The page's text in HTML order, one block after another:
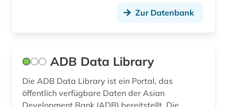
datenmanagement (1)
datensammlung (7)
datenschutz (1)
Zur Datenbank
ADB Data Library
Die ADB Data Library ist ein Portal, das
öffentlich verfügbare Daten der Asian
Development Bank (ADB) bereitstellt. Die